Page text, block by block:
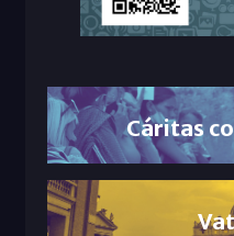
Cáritas